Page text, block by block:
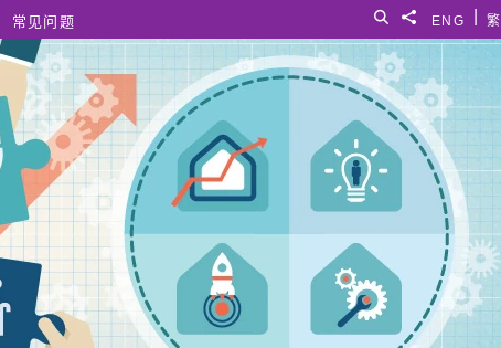
繁
ENG
分享給
搜寻
常见问题